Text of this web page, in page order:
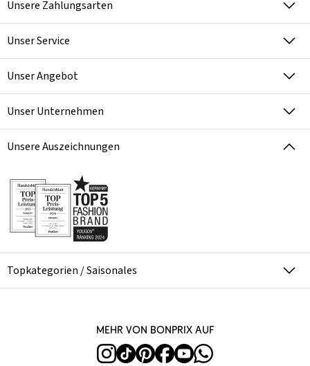
Unsere Zahlungsarten
Unser Service
Unser Angebot
Unser Unternehmen
Unsere Auszeichnungen
Topkategorien / Saisonales
Mehr von bonprix auf